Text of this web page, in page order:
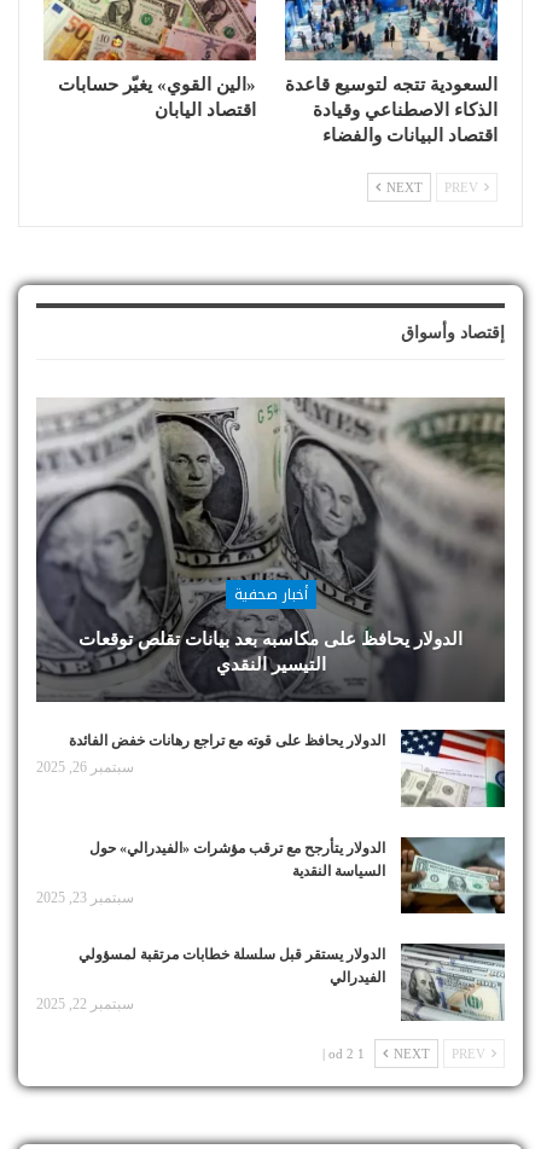
السعودية تتجه لتوسيع قاعدة
الذكاء الاصطناعي وقيادة
اقتصاد البيانات والفضاء
«الين القوي» يغيّر حسابات
اقتصاد اليابان
NEXT
إقتصاد وأسواق
أخبار صحفية
الدولار يحافظ على مكاسبه بعد بيانات تقلص توقعات
التيسير النقدي
الدولار يحافظ على قوته مع تراجع رهانات خفض الفائدة
سبتمبر 26, 2025
الدولار يتأرجح مع ترقب مؤشرات «الفيدرالي» حول
السياسة النقدية
سبتمبر 23, 2025
الدولار يستقر قبل سلسلة خطابات مرتقبة لمسؤولي
الفيدرالي
سبتمبر 22, 2025
NEXT
1 od 2 |